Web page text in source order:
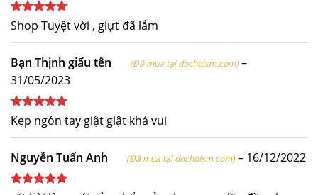
Được xếp
hạng
5
sao
Shop Tuyệt vời , giựt đã lắm
Bạn Thịnh giấu tên (Đã mua tại dochoism.com) –
31/05/2023
Được xếp
hạng
55
sao
Kẹp ngón tay giật giật khá vui
Nguyễn Tuấn Anh (Đã mua tại dochoism.com) – 16/12/2022